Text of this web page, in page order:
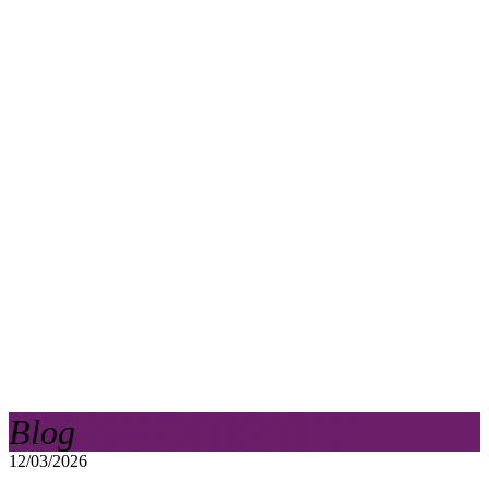
Blog
12/03/2026